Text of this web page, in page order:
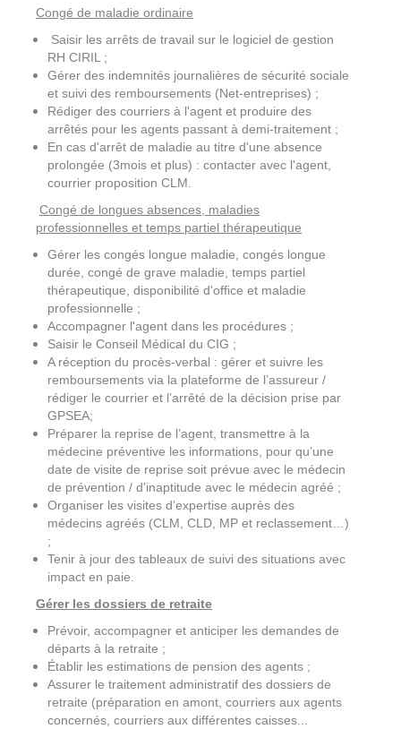
Congé de maladie ordinaire
Saisir les arrêts de travail sur le logiciel de gestion
RH CIRIL ;
Gérer des indemnités journalières de sécurité sociale
et suivi des remboursements (Net-entreprises) ;
Rédiger des courriers à l'agent et produire des
arrêtés pour les agents passant à demi-traitement ;
En cas d'arrêt de maladie au titre d'une absence
prolongée (3mois et plus) : contacter avec l'agent,
courrier proposition CLM.
Congé de longues absences, maladies
professionnelles et temps partiel thérapeutique
Gérer les congés longue maladie, congés longue
durée, congé de grave maladie, temps partiel
thérapeutique, disponibilité d'office et maladie
professionnelle ;
Accompagner l'agent dans les procédures ;
Saisir le Conseil Médical du CIG ;
A réception du procès-verbal : gérer et suivre les
remboursements via la plateforme de l’assureur /
rédiger le courrier et l’arrêté de la décision prise par
GPSEA;
Préparer la reprise de l’agent, transmettre à la
médecine préventive les informations, pour qu’une
date de visite de reprise soit prévue avec le médecin
de prévention / d'inaptitude avec le médecin agréé ;
Organiser les visites d’expertise auprès des
médecins agréés (CLM, CLD, MP et reclassement…)
;
Tenir à jour des tableaux de suivi des situations avec
impact en paie.
Gérer les dossiers de retraite
Prévoir, accompagner et anticiper les demandes de
départs à la retraite ;
Établir les estimations de pension des agents ;
Assurer le traitement administratif des dossiers de
retraite (préparation en amont, courriers aux agents
concernés, courriers aux différentes caisses...